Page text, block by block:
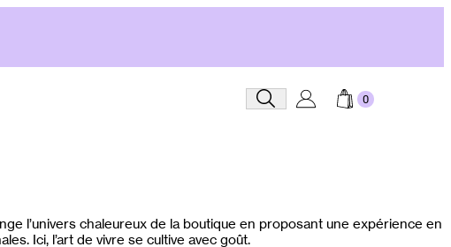
Recherche
l’univers chaleureux de la boutique en proposant une expérience en
Ici, l’art de vivre se cultive avec goût.